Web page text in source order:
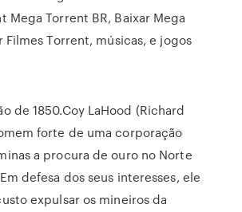
Mega Torrent BR, Baixar Mega
Filmes Torrent, músicas, e jogos
de 1850.Coy LaHood (Richard
forte de uma corporação
a procura de ouro no Norte
defesa dos seus interesses, ele
expulsar os mineiros da